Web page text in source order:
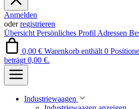
Anmelden
oderregistrieren
Übersicht Persönliches Profil Adressen
0,00 € Warenkorb enthält 0
beträgt 0,00 €.
Industriewaagen